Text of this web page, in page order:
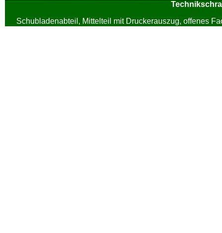
Schubladenabteil, Mittelteil mit Druckerauszug, offenes